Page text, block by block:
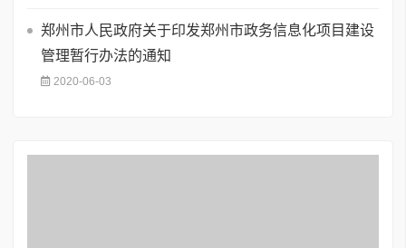
郑州市人民政府关于印发郑州市政务信息化项目建设
管理暂行办法的通知
2020-06-03